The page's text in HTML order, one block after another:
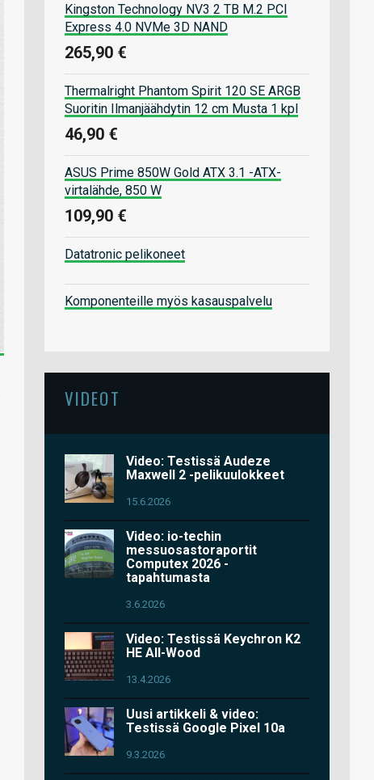
Kingston Technology NV3 2 TB M.2 PCI
Express 4.0 NVMe 3D NAND
265,90 €
Thermalright Phantom Spirit 120 SE ARGB
Suoritin Ilmanjäähdytin 12 cm Musta 1 kpl
46,90 €
ASUS Prime 850W Gold ATX 3.1 -ATX-
virtalähde, 850 W
109,90 €
Datatronic pelikoneet
Komponenteille myös kasauspalvelu
VIDEOT
Video: Testissä Audeze
Maxwell 2 -pelikuulokkeet
15.6.2026
Video: io-techin
messuosastoraportit
Computex 2026 -
tapahtumasta
3.6.2026
Video: Testissä Keychron K2
HE All-Wood
13.4.2026
Uusi artikkeli & video:
Testissä Google Pixel 10a
9.3.2026